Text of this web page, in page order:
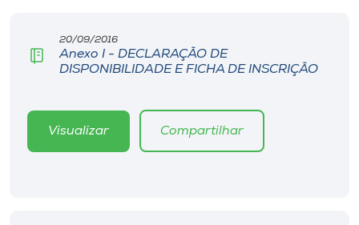
Selecione
o idioma
20/09/2016
Anexo I - DECLARAÇÃO DE
DISPONIBILIDADE E FICHA DE INSCRIÇÃO
Visualizar Compartilhar